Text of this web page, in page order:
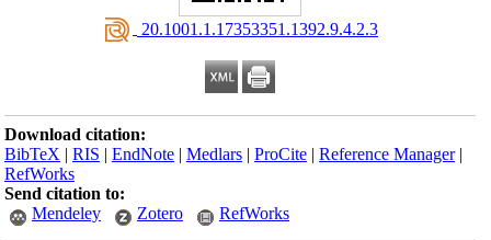
‎ 20.1001.1.17353351.1392.9.4.2.3
Download citation:
BibTeX |RIS |EndNote |Medlars |ProCite |Reference Manager
RefWorks
Send citation to:
Mendeley
Zotero RefWorks